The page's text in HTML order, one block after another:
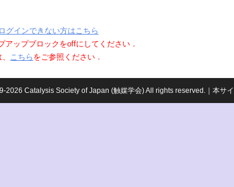
ログインできない方はこちら
ップブロックをoffにしてください．
こちら をご参照ください．
2026 Catalysis Society of Japan (触媒学会) All rights reserved.｜本サ